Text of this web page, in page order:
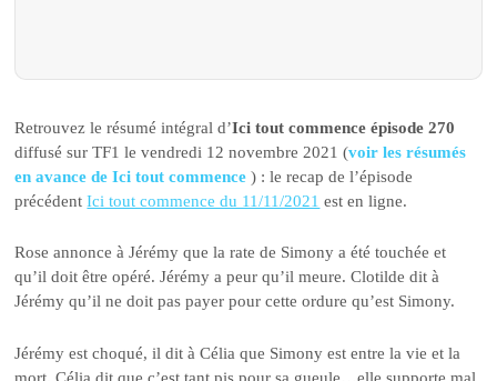
Retrouvez le résumé intégral d’Ici tout commence épisode 270
diffusé sur TF1 le vendredi 12 novembre 2021 (voir les résumés
en avance de Ici tout commence) : le recap de l’épisode
précédentIci tout commence du 11/11/2021 est en ligne.
Rose annonce à Jérémy que la rate de Simony a été touchée et
qu’il doit être opéré. Jérémy a peur qu’il meure. Clotilde dit à
Jérémy qu’il ne doit pas payer pour cette ordure qu’est Simony.
Jérémy est choqué, il dit à Célia que Simony est entre la vie et la
mort. Célia dit que c’est tant pis pour sa gueule…elle supporte mal